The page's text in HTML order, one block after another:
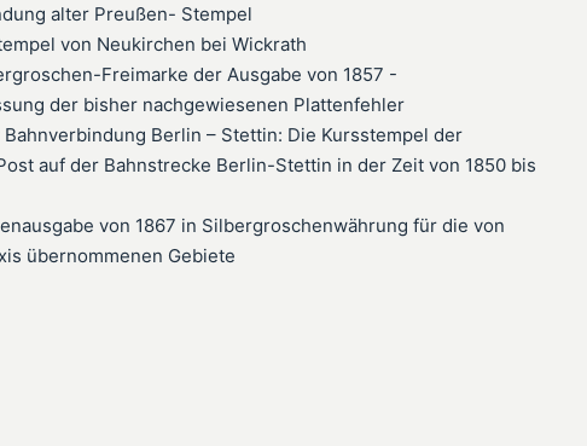
alter Preußen- Stempel
von Neukirchen bei Wickrath
Freimarke der Ausgabe von 1857 -
der bisher nachgewiesenen Plattenfehler
Bahnverbindung Berlin – Stettin: Die Kursstempel der
auf der Bahnstrecke Berlin-Stettin in der Zeit von 1850 bis
von 1867 in Silbergroschenwährung für die von
übernommenen Gebiete